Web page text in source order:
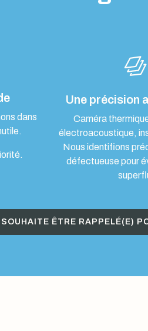
dans
Une précision
Caméra
électroacoustique,
Nous identifions
défectueuse pour
ÊTRE RAPPELÉ(E)